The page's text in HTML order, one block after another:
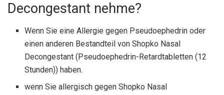
Decongestant nehme?
Wenn Sie eine Allergie gegen Pseudoephedrin oder
einen anderen Bestandteil von Shopko Nasal
Decongestant (Pseudoephedrin-Retardtabletten (12
Stunden)) haben.
wenn Sie allergisch gegen Shopko Nasal